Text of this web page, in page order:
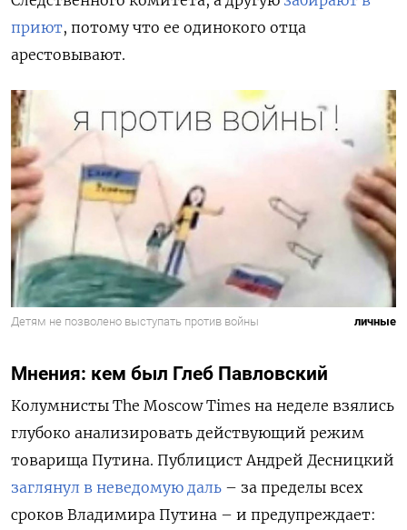
приют, потому что ее одинокого отца
арестовывают.
Детям не позволено выступать против войны личные
Мнения: кем был Глеб Павловский
Колумнисты The Moscow Times на неделе взялись
глубоко анализировать действующий режим
товарища Путина. Публицист Андрей Десницкий
заглянул в неведомую даль – за пределы всех
сроков Владимира Путина – и предупреждает: